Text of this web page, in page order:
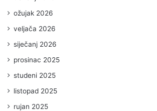
ožujak 2026
veljača 2026
siječanj 2026
prosinac 2025
studeni 2025
listopad 2025
rujan 2025